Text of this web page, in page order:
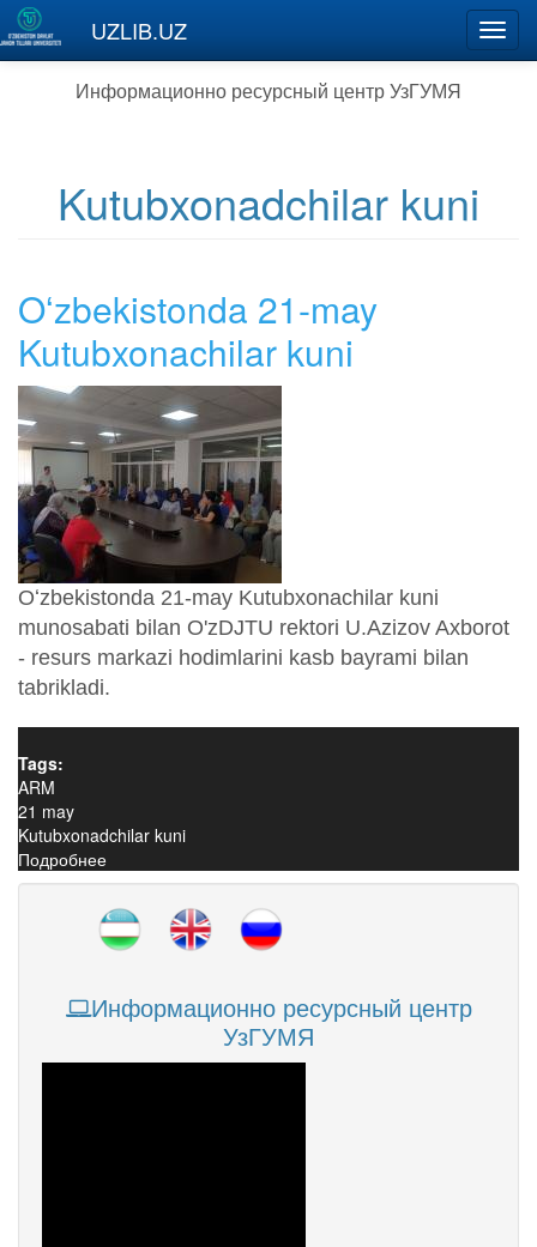
Перейти к основному содержанию
UZLIB.UZ
Информационно ресурсный центр УзГУМЯ
Kutubxonadchilar kuni
Oʻzbekistonda 21-may
Kutubxonachilar kuni
Oʻzbekistonda 21-may Kutubxonachilar kuni
munosabati bilan O'zDJTU rektori U.Azizov Axborot
- resurs markazi hodimlarini kasb bayrami bilan
tabrikladi.
Tags:
ARM
21 may
Kutubxonadchilar kuni
Подробнее
Информационно ресурсный центр
УзГУМЯ